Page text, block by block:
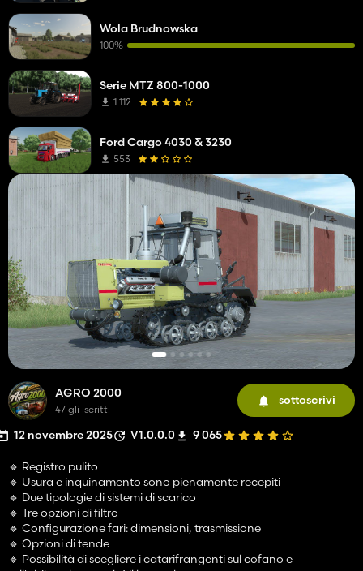
AGRO 2000
47 gli iscritti
sottoscrivi
12 novembre 2025 V1.0.0.0 9 065
🔹 Registro pulito
🔹 Usura e inquinamento sono pienamente recepiti
🔹 Due tipologie di sistemi di scarico
🔹 Tre opzioni di filtro
🔹 Configurazione fari: dimensioni, trasmissione
🔹 Opzioni di tende
🔹 Possibilità di scegliere i catarifrangenti sul cofano e
Wola Brudnowska
100%
Serie MTZ 800-1000
1 112
Ford Cargo 4030 & 3230
553